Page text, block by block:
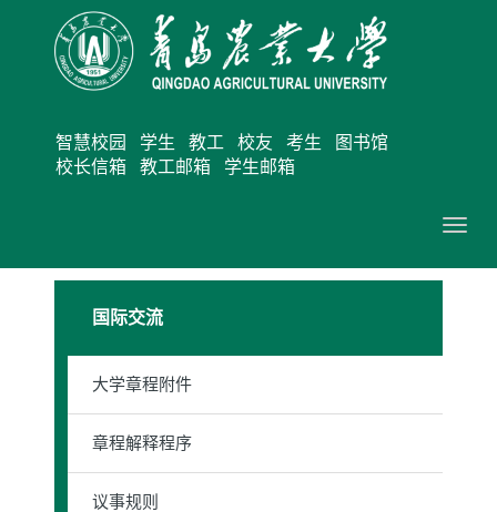
智慧校园 学生 教工 校友 考生
图书馆
校长信箱
教工邮箱 学生邮箱
切
换
国际交流
大学章程附件
章程解释程序
议事规则